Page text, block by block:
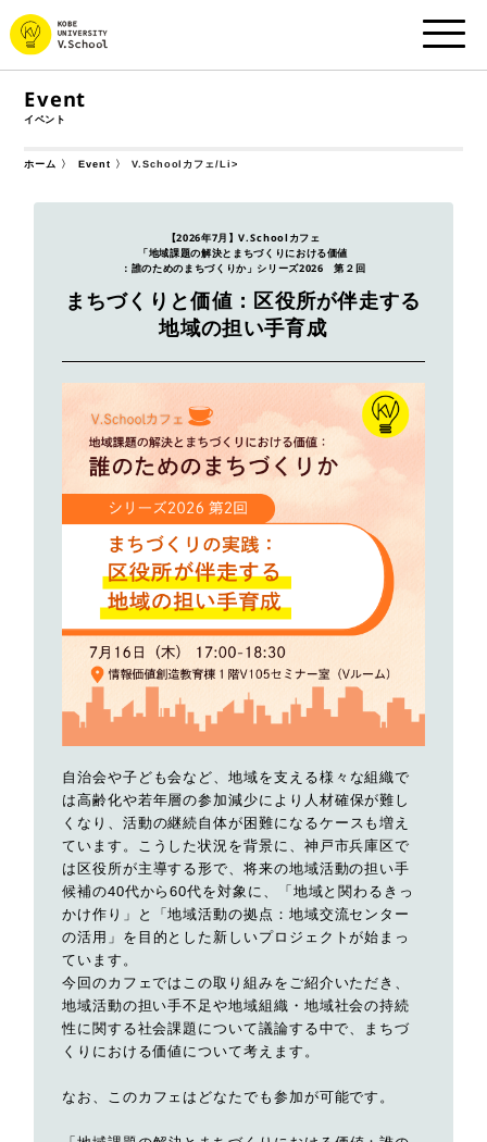
Event
イベント
ホーム Event V.Schoolカフェ/li>
【2026年7月】V.Schoolカフェ
「地域課題の解決とまちづくりにおける価値
：誰のためのまちづくりか」シリーズ2026 第２回
まちづくりと価値：区役所が伴走する
地域の担い手育成
自治会や子ども会など、地域を支える様々な組織で
は高齢化や若年層の参加減少により人材確保が難し
くなり、活動の継続自体が困難になるケースも増え
ています。こうした状況を背景に、神戸市兵庫区で
は区役所が主導する形で、将来の地域活動の担い手
候補の40代から60代を対象に、「地域と関わるきっ
かけ作り」と「地域活動の拠点：地域交流センター
の活用」を目的とした新しいプロジェクトが始まっ
ています。
今回のカフェではこの取り組みをご紹介いただき、
地域活動の担い手不足や地域組織・地域社会の持続
性に関する社会課題について議論する中で、まちづ
くりにおける価値について考えます。
なお、このカフェはどなたでも参加が可能です。